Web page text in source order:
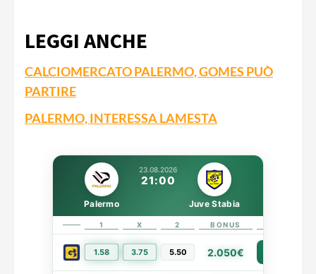
LEGGI ANCHE
CALCIOMERCATO PALERMO, GOMES PUÒ
PARTIRE
PALERMO, INTERESSA LAMESTA
23.08.2026
21:00
Palermo Juve Stabia
1 X 2 BONUS
1.58 3.75 5.50 2.050€